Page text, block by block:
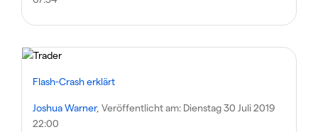
Flash-Crash erklärt
Joshua Warner, Veröffentlicht am: Dienstag 30 Juli 2019
22:00